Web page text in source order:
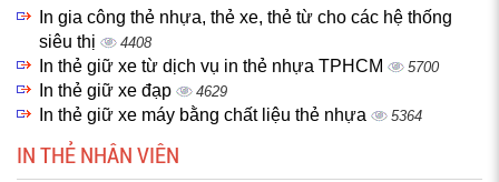
In gia công thẻ nhựa, thẻ xe, thẻ từ cho các hệ thống
siêu thị
4408
In thẻ giữ xe từ dịch vụ in thẻ nhựa TPHCM 5700
In thẻ giữ xe đạp 4629
In thẻ giữ xe máy bằng chất liệu thẻ nhựa 5364
IN THẺ NHÂN VIÊN